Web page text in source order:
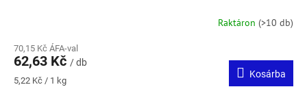
Raktáron (>10 db)
70,15 Kč ÁFA-val
62,63 Kč / db
Egységár:
5,22 Kč / 1 kg
Kosárba